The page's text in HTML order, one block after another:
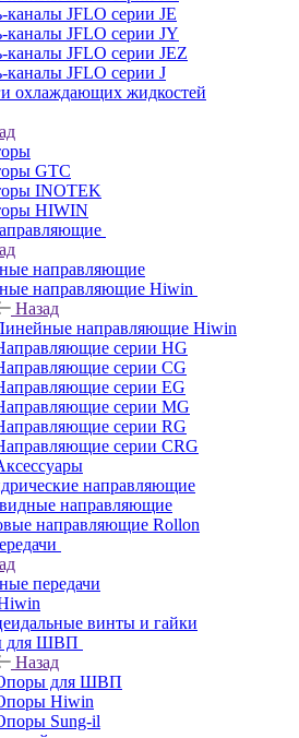
каналы JFLO серии JE
каналы JFLO серии JY
каналы JFLO серии JEZ
каналы JFLO серии J
охлаждающих жидкостей
GTC
INOTEK
HIWIN
направляющие
направляющие Hiwin
Назад
направляющие Hiwin
серии HG
серии CG
серии EG
серии MG
серии RG
серии CRG
направляющие
направляющие
направляющие Rollon
передачи
винты и гайки
для ШВП
Назад
для ШВП
Hiwin
Sung-il